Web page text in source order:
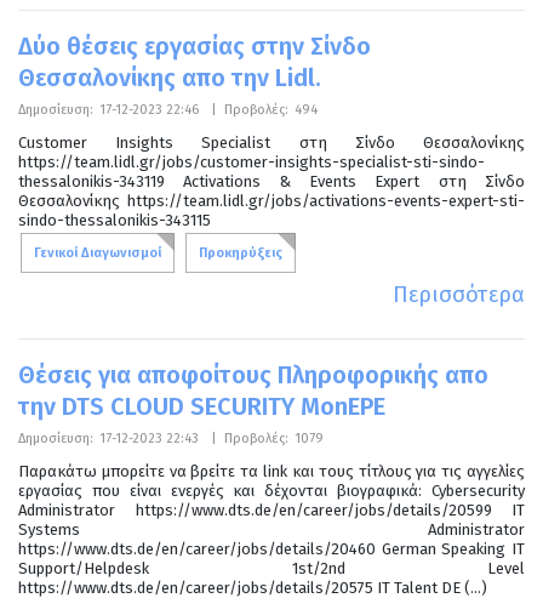
Δύο θέσεις εργασίας στην Σίνδο
Θεσσαλονίκης απο την Lidl.
Δημοσίευση: 17-12-2023 22:46 Προβολές: 494
Customer Insights Specialist στη Σίνδο Θεσσαλονίκης
https://team.lidl.gr/jobs/customer-insights-specialist-sti-sindo-
thessalonikis-343119 Activations & Events Expert στη Σίνδο
Θεσσαλονίκης https://team.lidl.gr/jobs/activations-events-expert-sti-
sindo-thessalonikis-343115
Γενικοί Διαγωνισμοί Προκηρύξεις
Περισσότερα
Θέσεις για αποφοίτους Πληροφορικής απο
την DTS CLOUD SECURITY MonEPE
Δημοσίευση: 17-12-2023 22:43 Προβολές: 1079
Παρακάτω μπορείτε να βρείτε τα link και τους τίτλους για τις αγγελίες
εργασίας που είναι ενεργές και δέχονται βιογραφικά: Cybersecurity
Administrator https://www.dts.de/en/career/jobs/details/20599 IT
Systems Administrator
https://www.dts.de/en/career/jobs/details/20460 German Speaking IT
Support/Helpdesk 1st/2nd Level
https://www.dts.de/en/career/jobs/details/20575 IT Talent DE (...)